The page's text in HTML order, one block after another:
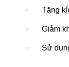
· Tăng
· Giảm
· Sử